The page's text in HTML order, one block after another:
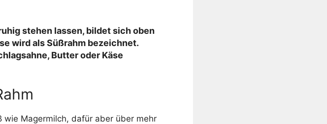
stehen lassen, bildet sich oben
wird als Süßrahm bezeichnet.
Butter oder Käse
wie Magermilch, dafür aber über mehr